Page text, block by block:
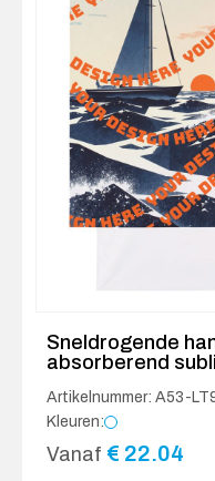
Sneldrogende
absorberend
Artikelnummer: A53-
Kleuren:
Vanaf € 22.04